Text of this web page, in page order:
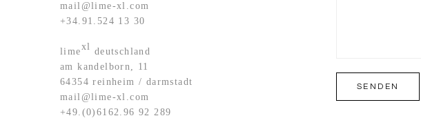
mail@lime-xl.com
+34.91.524 13 30
limexl deutschland
am kandelborn, 11
64354 reinheim / darmstadt
mail@lime-xl.com
+49.(0)6162.96 92 289